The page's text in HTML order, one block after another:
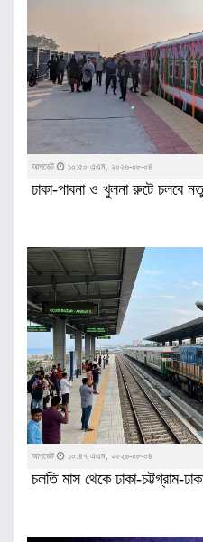
আপডেট ১০:৫০ এএম, ২০২৬-০৮-০৪
ঢাকা-পাবনা ও খুলনা রুটে চলবে
আপডেট ১০:৪৭ এএম, ২০২৬-০৮-০৪
চলতি মাস থেকে ঢাকা-চট্টগ্রাম-